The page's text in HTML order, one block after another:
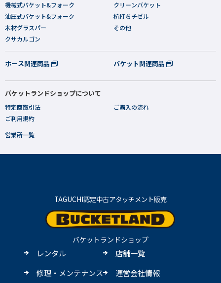
機械式バケット&フォーク
油圧式バケット&フォーク
木材グラスパー
クサカルゴン
クリーンバケット
杭打ちチゼル
その他
ホース関連商品 バケット関連商品
バケットランドショップについて
特定商取引法
ご利用規約
ご購入の流れ
営業所一覧
TAGUCHI認定中古アタッチメント販売
バケットランドショップ
レンタル
修理・メンテナンス
店舗一覧
運営会社情報